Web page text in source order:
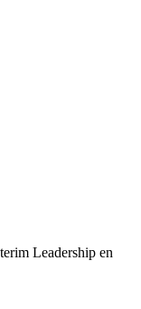
Leadership en